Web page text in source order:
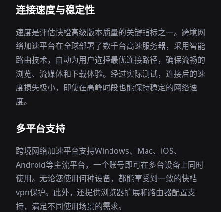
连接速度与稳定性
速度是评估快橙高级版本质量的关键指标之一。跨境网
络加速平台在全球部署了数千台高速服务器，采用智能
路由技术，自动为用户选择最优连接路径，确保流畅的
浏览、流媒体和下载体验。经过实际测试，连接后的速
度损失极小，即使在高峰时段也能保持稳定的网络速
度。
多平台支持
跨境网络加速平台支持Windows、Mac、iOS、
Android等主流平台，一个账号即可在多台设备上同时
使用。无论您使用何种设备，都能享受到一致的快桔
vpn保护。此外，还提供浏览器扩展和路由器配置支
持，满足不同使用场景的需求。